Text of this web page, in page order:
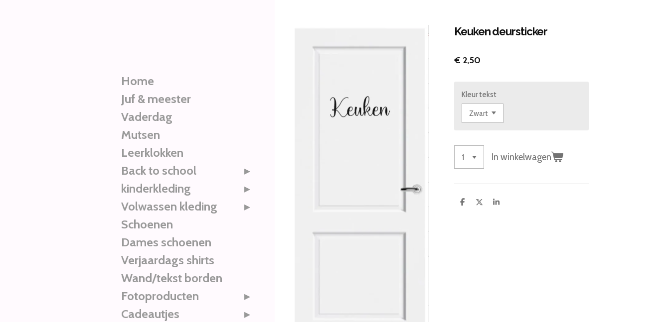
Keuken deursticker
€ 2,50
Kleur tekst
In winkelwagen
D
D
S
Home
Juf & meester
Vaderdag
Mutsen
Leerklokken
Back to school
kinderkleding
Volwassen kleding
Schoenen
Dames schoenen
Verjaardags shirts
Wand/tekst borden
Fotoproducten
Cadeautjes